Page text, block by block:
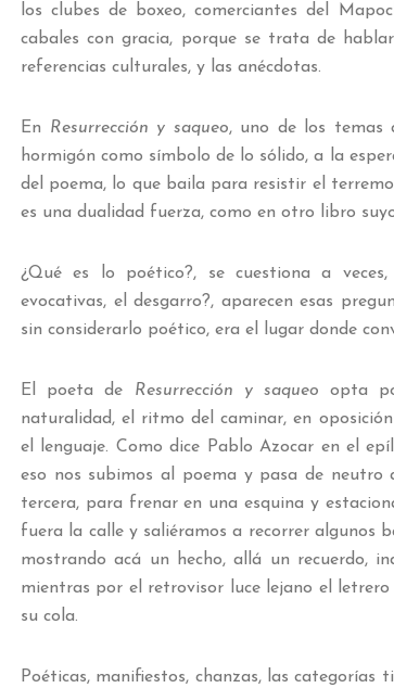
los clubes de boxeo, comerciantes del
cabales con gracia, porque se trata de
referencias culturales, y las anécdotas.
En Resurrección y saqueo, uno de los temas
hormigón como símbolo de lo sólido, a la
del poema, lo que baila para resistir el
es una dualidad fuerza, como en otro libro
¿Qué es lo poético?, se cuestiona a
evocativas, el desgarro?, aparecen esas
sin considerarlo poético, era el lugar donde
El poeta de Resurrección y saqueo opta
naturalidad, el ritmo del caminar, en
el lenguaje. Como dice Pablo Azocar en el
eso nos subimos al poema y pasa de
tercera, para frenar en una esquina y
fuera la calle y saliéramos a recorrer algunos
mostrando acá un hecho, allá un recuerdo,
mientras por el retrovisor luce lejano el
su cola.
Poéticas, manifiestos, chanzas, las categorías